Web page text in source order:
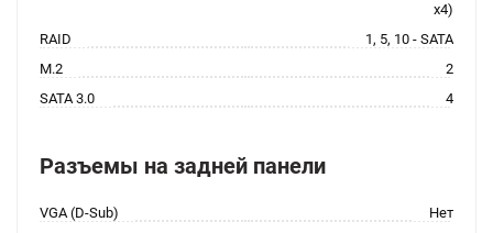
x4)
RAID
1, 5, 10 - SATA
M.2
2
SATA 3.0
4
Разъемы на задней панели
VGA (D-Sub)
Нет